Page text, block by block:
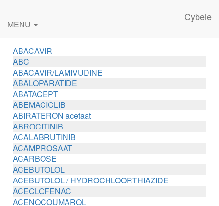
Cybele
MENU
ABACAVIR
ABC
ABACAVIR/LAMIVUDINE
ABALOPARATIDE
ABATACEPT
ABEMACICLIB
ABIRATERON acetaat
ABROCITINIB
ACALABRUTINIB
ACAMPROSAAT
ACARBOSE
ACEBUTOLOL
ACEBUTOLOL / HYDROCHLOORTHIAZIDE
ACECLOFENAC
ACENOCOUMAROL